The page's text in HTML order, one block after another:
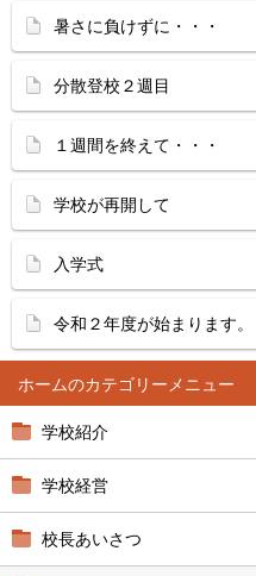
ホーム
学校紹介
学校経営
校長あいさつ
暑さに負けずに・・・
分散登校２週目
１週間を終えて・・・
学校が再開して
入学式
令和２年度が始まります。